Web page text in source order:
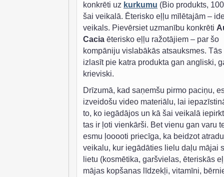
konkrēti uz kurkumu (Bio produkts,
šai veikalā. Ēterisko eļļu mīlētajām –
veikals. Pievērsiet uzmanību konkrēti
Cacia ēterisko eļļu ražotājiem – par šo
kompāniju vislabākās atsauksmes. Tās
izlasīt pie katra produkta gan angliski,
krieviski.
Drīzumā, kad saņemšu pirmo paciņu,
izveidošu video materiālu, lai
to, ko iegādājos un kā šai veikalā
tas ir ļoti vienkārši. Bet vienu gan varu
esmu ļooooti priecīga, ka beidzot atradu
veikalu, kur iegādāties lielu daļu mājai
lietu (kosmētika, garšvielas, ēteriskās
mājas kopšanas līdzekļi, vitamīni,